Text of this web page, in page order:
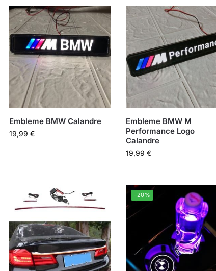
Embleme BMW Calandre
19,99 €
Embleme BMW M
Performance Logo
Calandre
19,99€
-20%